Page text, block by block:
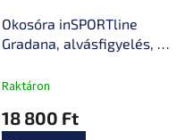
Okosóra inSPORTline
Gradana, alvásfigyelés, AI
értesítés,
Raktáron
18 800 Ft